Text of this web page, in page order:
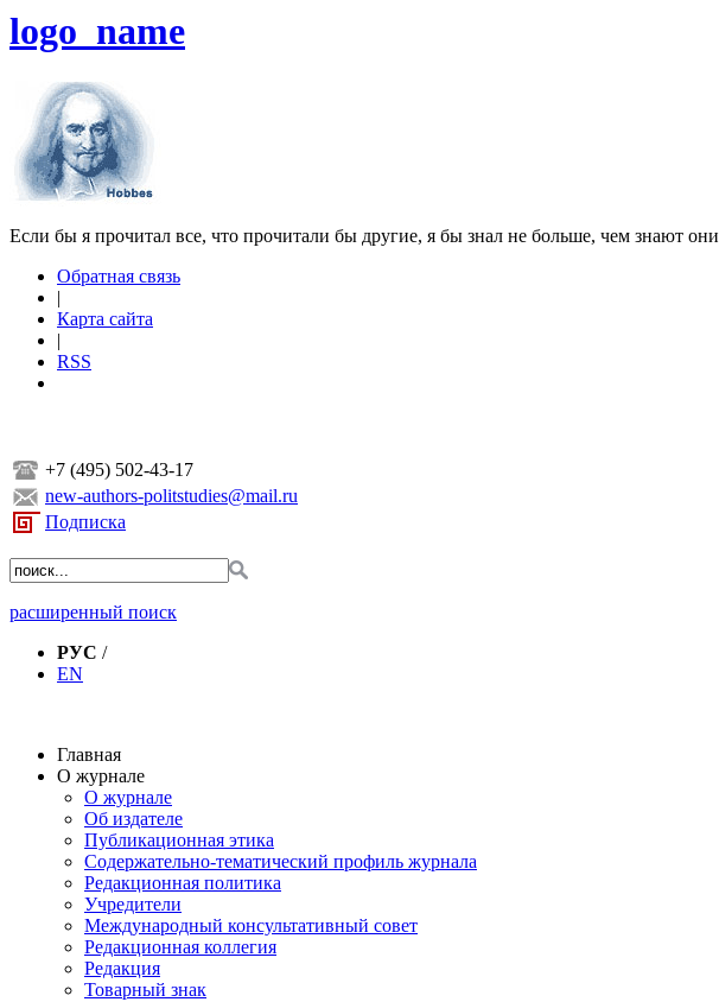
logo_name
Если бы я прочитал все, что прочитали бы другие, я бы знал не больше, чем знают они
Обратная связь
|
Карта сайта
|
RSS
+7 (495) 502-43-17
new-authors-politstudies@mail.ru
Подписка
расширенный поиск
РУС /
EN
Главная
О журнале
О журнале
Об издателе
Публикационная этика
Содержательно-тематический профиль журнала
Редакционная политика
Учредители
Международный консультативный совет
Редакционная коллегия
Редакция
Товарный знак